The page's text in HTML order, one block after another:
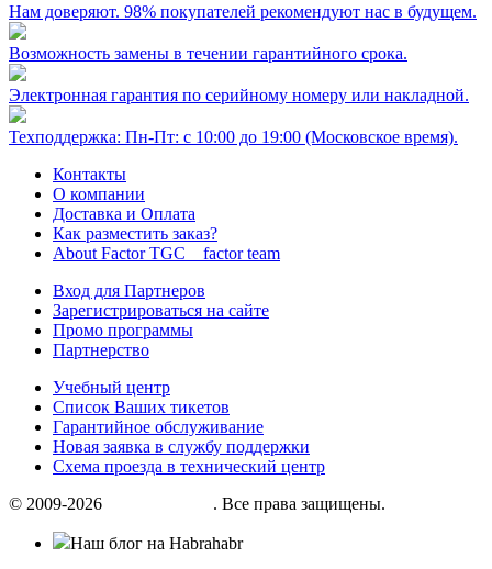
Нам доверяют. 98% покупателей рекомендуют нас в будущем.
Возможность замены в течении гарантийного срока.
Электронная гарантия по серийному номеру или накладной.
Техподдержка: Пн-Пт: с 10:00 до 19:00 (Московское время).
Контакты
О компании
Доставка и Оплата
Как разместить заказ?
About Factor TGC _ factor team
Вход для Партнеров
Зарегистрироваться на сайте
Промо программы
Партнерство
Учебный центр
Список Ваших тикетов
Гарантийное обслуживание
Новая заявка в службу поддержки
Схема проезда в технический центр
© 2009-2026
. Все права защищены.
Наш блог на Habrahabr